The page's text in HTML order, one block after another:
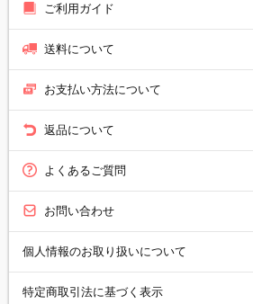
ご利用ガイド
送料について
お支払い方法について
返品について
よくあるご質問
お問い合わせ
個人情報のお取り扱いについて
特定商取引法に基づく表示